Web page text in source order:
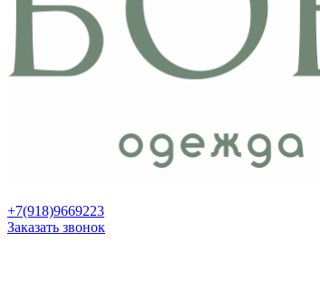
+7(918)9669223
Заказать звонок